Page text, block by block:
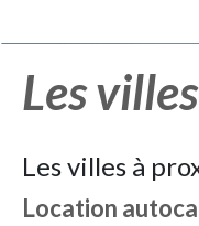
Les
Les villes à
Location